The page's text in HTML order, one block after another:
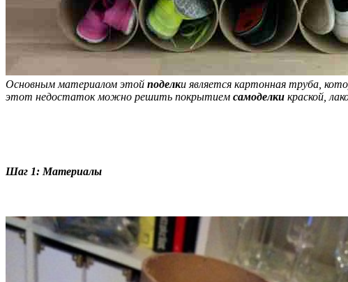
Основным материалом этой поделки является картонная труба,
этот недостаток можно решить покрытием самоделки краской,
Шаг 1: Материалы